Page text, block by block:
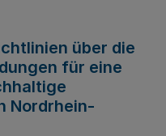
über die
für eine
Nordrhein-